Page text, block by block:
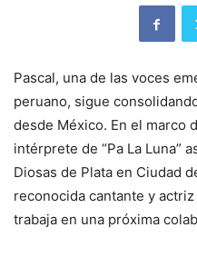
Pascal, una de las voces
peruano, sigue
desde México. En el marco
intérprete de “Pa La Luna”
Diosas de Plata en Ciudad
reconocida cantante y
trabaja en una próxima